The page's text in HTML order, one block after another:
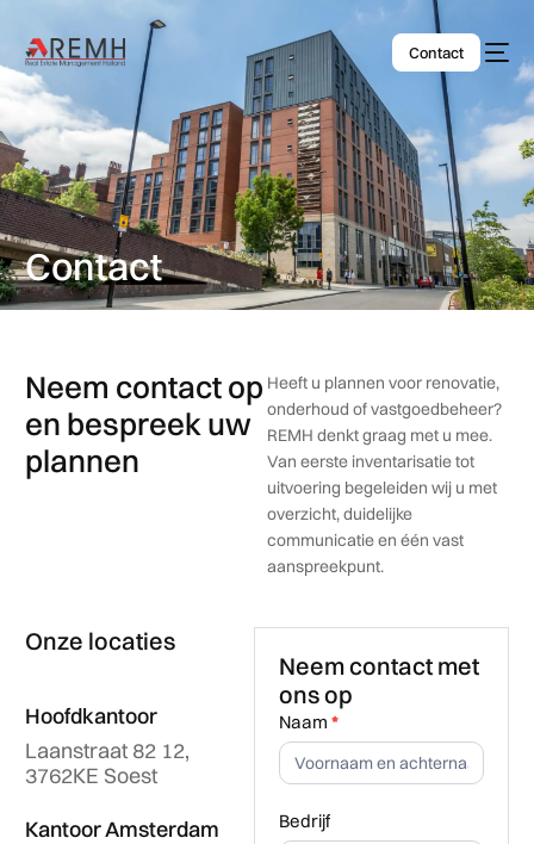
Contact
Contact
Neem contact op
en bespreek uw
plannen
Heeft u plannen voor renovatie,
onderhoud of vastgoedbeheer?
REMH denkt graag met u mee.
Van eerste inventarisatie tot
uitvoering begeleiden wij u met
overzicht, duidelijke
communicatie en één vast
aanspreekpunt.
Onze locaties
Hoofdkantoor
Laanstraat 82 12,
3762KE Soest
Kantoor Amsterdam
Neem contact met
ons op
Contactformulier
Naam *
Bedrijf